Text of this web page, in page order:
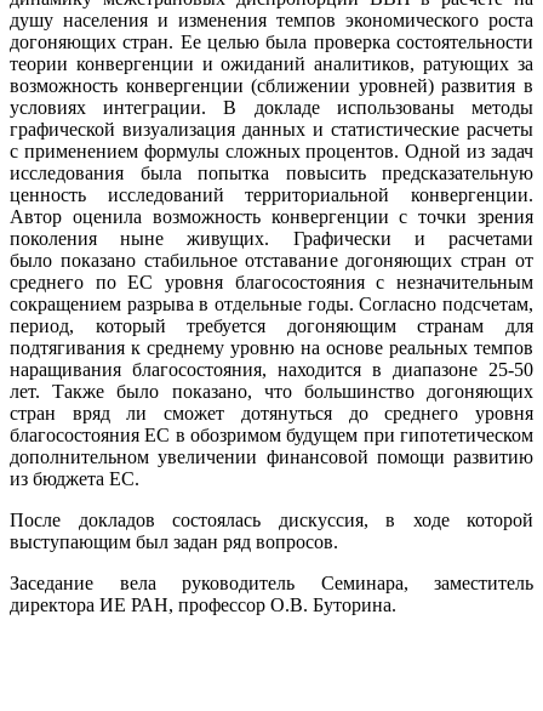
душу населения и изменения темпов экономического роста
догоняющих стран. Ее целью была проверка состоятельности
теории конвергенции и ожиданий аналитиков, ратующих за
возможность конвергенции (сближении уровней) развития в
условиях интеграции. В докладе использованы методы
графической визуализация данных и статистические расчеты
с применением формулы сложных процентов. Одной из задач
исследования была попытка повысить предсказательную
ценность исследований территориальной конвергенции.
Автор оценила возможность конвергенции с точки зрения
поколения ныне живущих. Графически и расчетами
было показано стабильное отставание догоняющих стран от
среднего по ЕС уровня благосостояния с незначительным
сокращением разрыва в отдельные годы. Согласно подсчетам,
период, который требуется догоняющим странам для
подтягивания к среднему уровню на основе реальных темпов
наращивания благосостояния, находится в диапазоне 25-50
лет. Также было показано, что большинство догоняющих
стран вряд ли сможет дотянуться до среднего уровня
благосостояния ЕС в обозримом будущем при гипотетическом
дополнительном увеличении финансовой помощи развитию
из бюджета ЕС.
После докладов состоялась дискуссия, в ходе которой
выступающим был задан ряд вопросов.
Заседание вела руководитель Семинара, заместитель
директора ИЕ РАН, профессор О.В. Буторина.